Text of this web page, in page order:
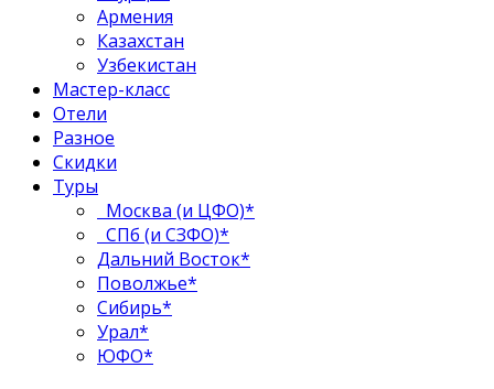
Армения
Казахстан
Узбекистан
Мастер-класс
Отели
Разное
Скидки
Туры
Москва (и ЦФО)*
СПб (и СЗФО)*
Дальний Восток*
Поволжье*
Сибирь*
Урал*
ЮФО*